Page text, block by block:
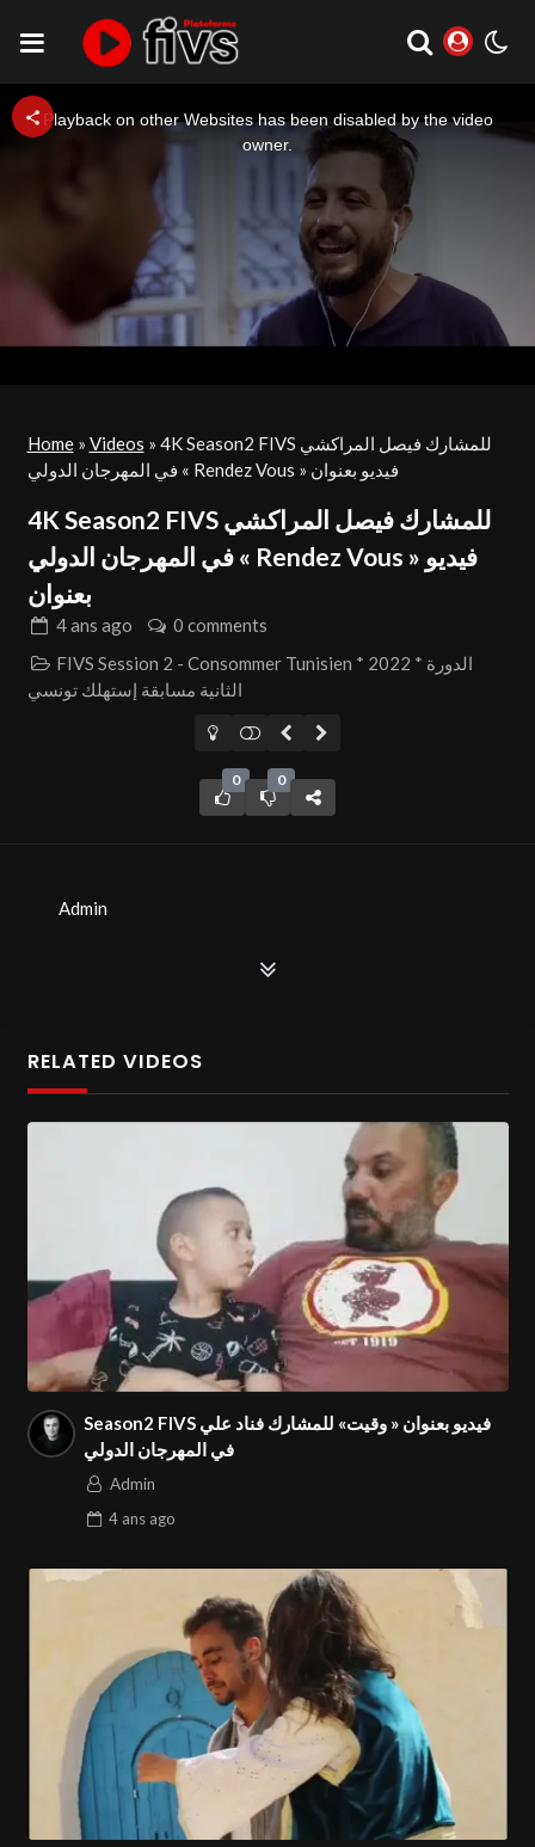
modal
window.
Playback on other Websites has been disabled by the video
owner.
Home» Videos » 4K Season2 FIVS للمشارك فيصل المراكشي
في المهرجان الدولي « Rendez Vous » فيديو بعنوان
4K Season2 FIVS للمشارك فيصل المراكشي
في المهرجان الدولي « Rendez Vous » فيديو
بعنوان
4 ans ago
0 comments
FIVS Session 2 - Consommer Tunisien * 2022 * الدورة
الثانية مسابقة إستهلك تونسي
0 0
Admin
RELATED VIDEOS
Season2 FIVS فيديو بعنوان « وقيت» للمشارك فناد علي
في المهرجان الدولي
Admin
4 ans ago